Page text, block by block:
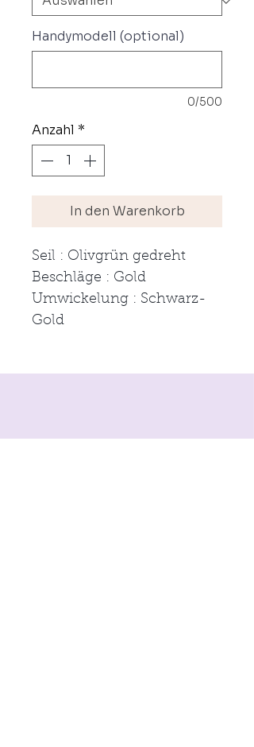
Handymodell (optional)
0/500
Anzahl *
In den Warenkorb
Seil : Olivgrün gedreht
Beschläge : Gold
Umwickelung : Schwarz-
Gold